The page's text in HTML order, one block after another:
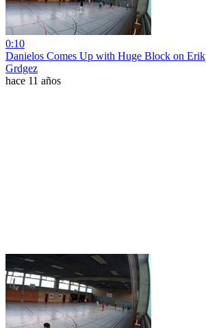
0:10
Danielos Comes Up with Huge Block on Erik
Grdgez
hace 11 años